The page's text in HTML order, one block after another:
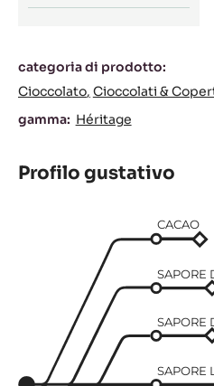
Caratteristiche
categoria di prodotto:
Cioccolato Cioccolati &
gamma: Héritage
Profilo gustativo
CACAO
SAPORE
SAPORE
SAPORE